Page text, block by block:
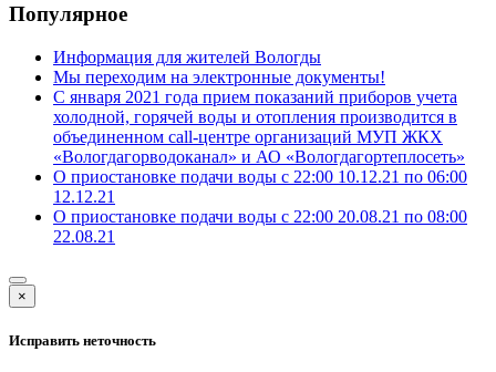
Популярное
Информация для жителей Вологды
Мы переходим на электронные документы!
С января 2021 года прием показаний приборов учета
холодной, горячей воды и отопления производится в
объединенном call-центре организаций МУП ЖКХ
«Вологдагорводоканал» и АО «Вологдагортеплосеть»
О приостановке подачи воды с 22:00 10.12.21 по 06:00
12.12.21
О приостановке подачи воды с 22:00 20.08.21 по 08:00
22.08.21
×
Исправить неточность